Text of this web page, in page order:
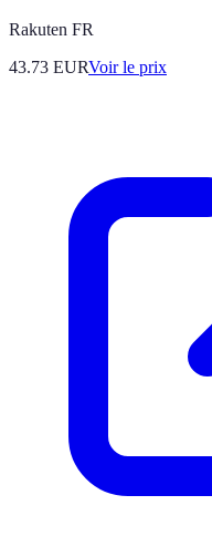
Rakuten FR
43.73 EURVoir le prix